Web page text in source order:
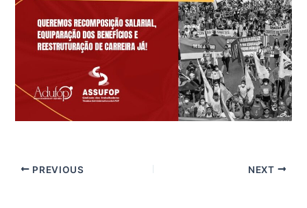
PREVIOUS NEXT